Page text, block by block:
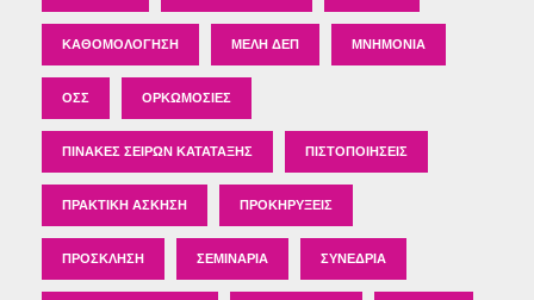
ΚΑΘΟΜΟΛΌΓΗΣΗ ΜΈΛΗ ΔΕΠ ΜΝΗΜΌΝΙΑ
ΟΣΣ ΟΡΚΩΜΟΣΊΕΣ
ΠΊΝΑΚΕΣ ΣΕΙΡΏΝ ΚΑΤΆΤΑΞΗΣ ΠΙΣΤΟΠΟΙΉΣΕΙΣ
ΠΡΑΚΤΙΚΉ ΆΣΚΗΣΗ ΠΡΟΚΗΡΎΞΕΙΣ
ΠΡΌΣΚΛΗΣΗ ΣΕΜΙΝΆΡΙΑ ΣΥΝΈΔΡΙΑ